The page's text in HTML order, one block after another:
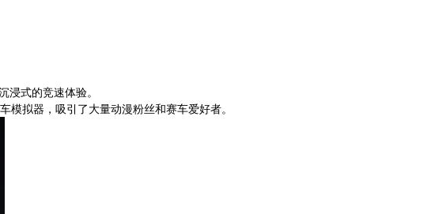
式的竞速体验。
拟器，吸引了大量动漫粉丝和赛车爱好者。